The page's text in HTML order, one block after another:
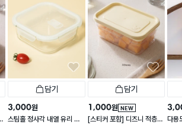
담기
3,000원
스팀홀 정사각 내열 유리 찬
담기
NEW
1,000원
[스티커 포함] 디즈니 적층
다용